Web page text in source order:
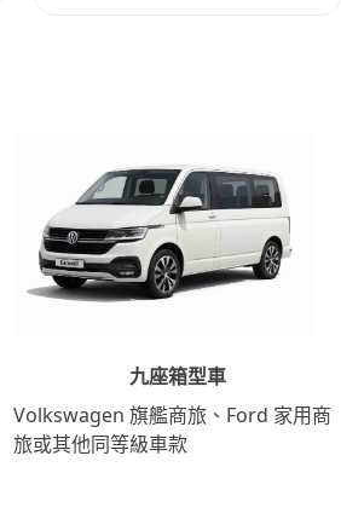
九座箱型車
Volkswagen 旗艦商旅、Ford 家用商
旅或其他同等級車款